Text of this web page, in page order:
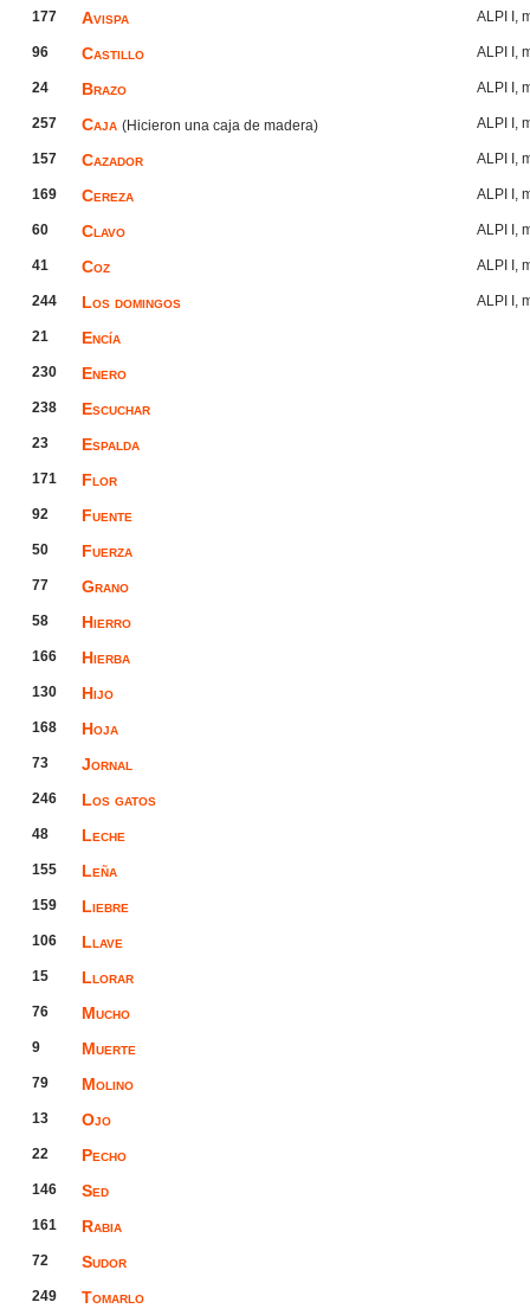
177 Avispa ALPI I,
96 Castillo ALPI I,
24 Brazo ALPI I,
257 Caja (Hicieron una caja de madera) ALPI I,
157 Cazador ALPI I,
169 Cereza ALPI I,
60 Clavo ALPI I,
41 Coz ALPI I,
244 Los domingos ALPI I,
21 Encía
230 Enero
238 Escuchar
23 Espalda
171 Flor
92 Fuente
50 Fuerza
77 Grano
58 Hierro
166 Hierba
130 Hijo
168 Hoja
73 Jornal
246 Los gatos
48 Leche
155 Leña
159 Liebre
106 Llave
15 Llorar
76 Mucho
9 Muerte
79 Molino
13 Ojo
22 Pecho
146 Sed
161 Rabia
72 Sudor
249 Tomarlo